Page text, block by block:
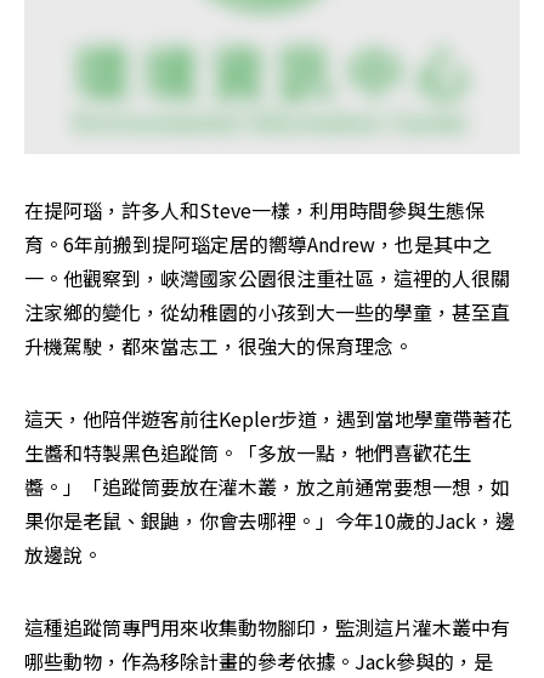
在提阿瑙，許多人和Steve一樣，利用時間參與生態保
育。6年前搬到提阿瑙定居的嚮導Andrew，也是其中之
一。他觀察到，峽灣國家公園很注重社區，這裡的人很關
注家鄉的變化，從幼稚園的小孩到大一些的學童，甚至直
升機駕駛，都來當志工，很強大的保育理念。
這天，他陪伴遊客前往Kepler步道，遇到當地學童帶著花
生醬和特製黑色追蹤筒。「多放一點，牠們喜歡花生
醬。」「追蹤筒要放在灌木叢，放之前通常要想一想，如
果你是老鼠、銀鼬，你會去哪裡。」今年10歲的Jack，邊
放邊說。
這種追蹤筒專門用來收集動物腳印，監測這片灌木叢中有
哪些動物，作為移除計畫的參考依據。Jack參與的，是